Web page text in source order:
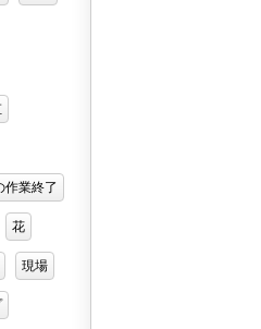
作業終了
花
現場